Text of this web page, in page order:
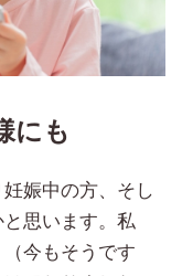
にも
娠中の方、そし
思います。私
（今もそうです